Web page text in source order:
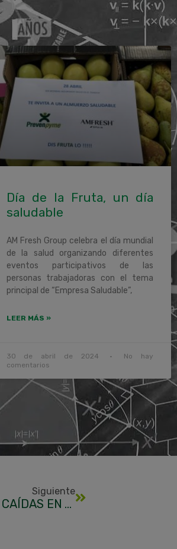
Día de la Fruta, un día
saludable
AM Fresh Group celebra el día mundial
de la salud organizando diferentes
eventos participativos de las
personas trabajadoras con el tema
principal de “Empresa Saludable”,
LEER MÁS »
30 de abril de 2024
No hay
comentarios
Siguiente
JORNADA PROTECCIÓN LUCERNARIOS FRENTE CAÍDAS EN ALTURA